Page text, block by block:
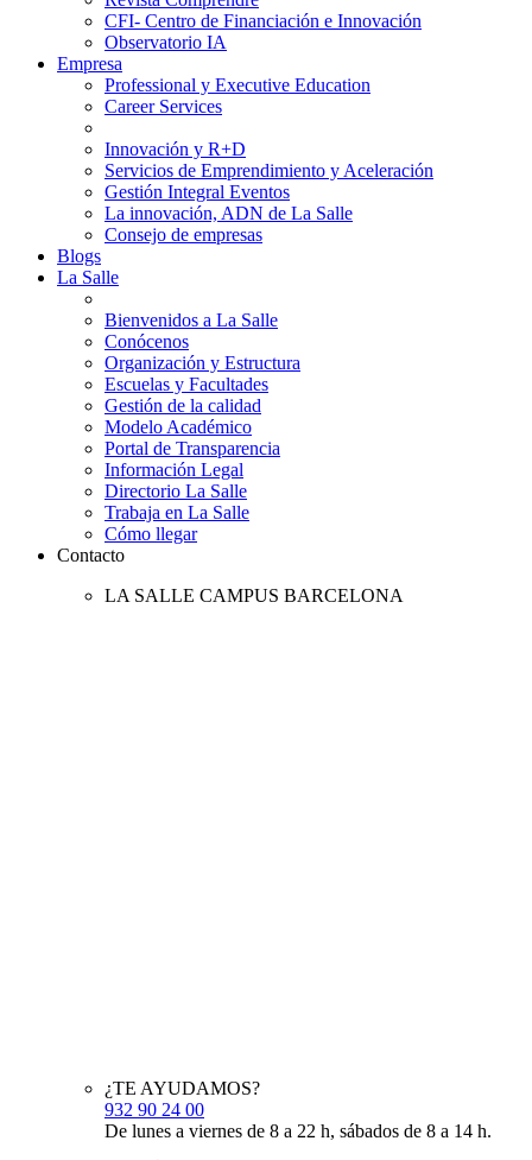
CFI- Centro de Financiación e Innovación
Observatorio IA
Empresa
Professional y Executive Education
Career Services
Innovación y R+D
Servicios de Emprendimiento y Aceleración
Gestión Integral Eventos
La innovación, ADN de La Salle
Consejo de empresas
Blogs
La Salle
Bienvenidos a La Salle
Conócenos
Organización y Estructura
Escuelas y Facultades
Gestión de la calidad
Modelo Académico
Portal de Transparencia
Información Legal
Directorio La Salle
Trabaja en La Salle
Cómo llegar
Contacto
LA SALLE CAMPUS BARCELONA
¿TE AYUDAMOS?
932 90 24 00
De lunes a viernes de 8 a 22 h, sábados de 8 a 14 h.